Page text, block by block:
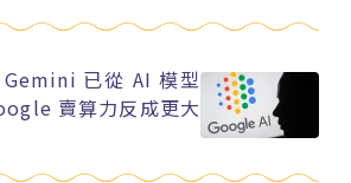
已從 AI 模型
賣算力反成更大